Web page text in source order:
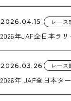
2026.04.15 レース
2026年JAF全日本ラ
2026.03.26 レース
2026年 JAF全日本ダ